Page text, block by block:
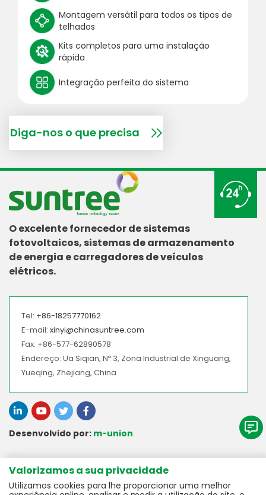
Montagem versátil para todos os tipos de
telhados
Kits completos para uma instalação
rápida
Integração perfeita do sistema
Diga-nos o que precisa
O excelente fornecedor de sistemas
fotovoltaicos, sistemas de armazenamento
de energia e carregadores de veículos
elétricos.
Tel: +86-18257770162
E-mail: xinyi@chinasuntree.com
Fax: +86-577-62890578
Endereço: Ua Siqian, Nº 3, Zona Industrial de Xinguang,
Yueqing, Zhejiang, China.
Desenvolvido por: m-union
> A Nossa Linha de Produtos
> Acessórios CC para Ligação à Rede
> Serviço
Valorizamos a sua privacidade
Utilizamos cookies para lhe proporcionar uma melhor